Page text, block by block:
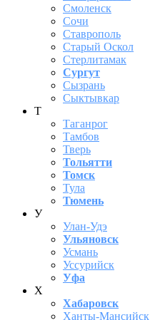
Смоленск
Сочи
Ставрополь
Старый Оскол
Стерлитамак
Сургут
Сызрань
Сыктывкар
Т
Таганрог
Тамбов
Тверь
Тольятти
Томск
Тула
Тюмень
У
Улан-Удэ
Ульяновск
Усмань
Уссурийск
Уфа
Х
Хабаровск
Ханты-Мансийск